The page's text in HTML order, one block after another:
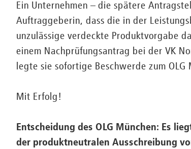
Ein Unternehmen – die spätere
Auftraggeberin, dass die in der
unzulässige verdeckte Produktvorgabe
einem Nachprüfungsantrag bei der VK
legte sie sofortige Beschwerde zum OLG
Mit Erfolg!
Entscheidung des OLG München: Es
der produktneutralen Ausschreibung